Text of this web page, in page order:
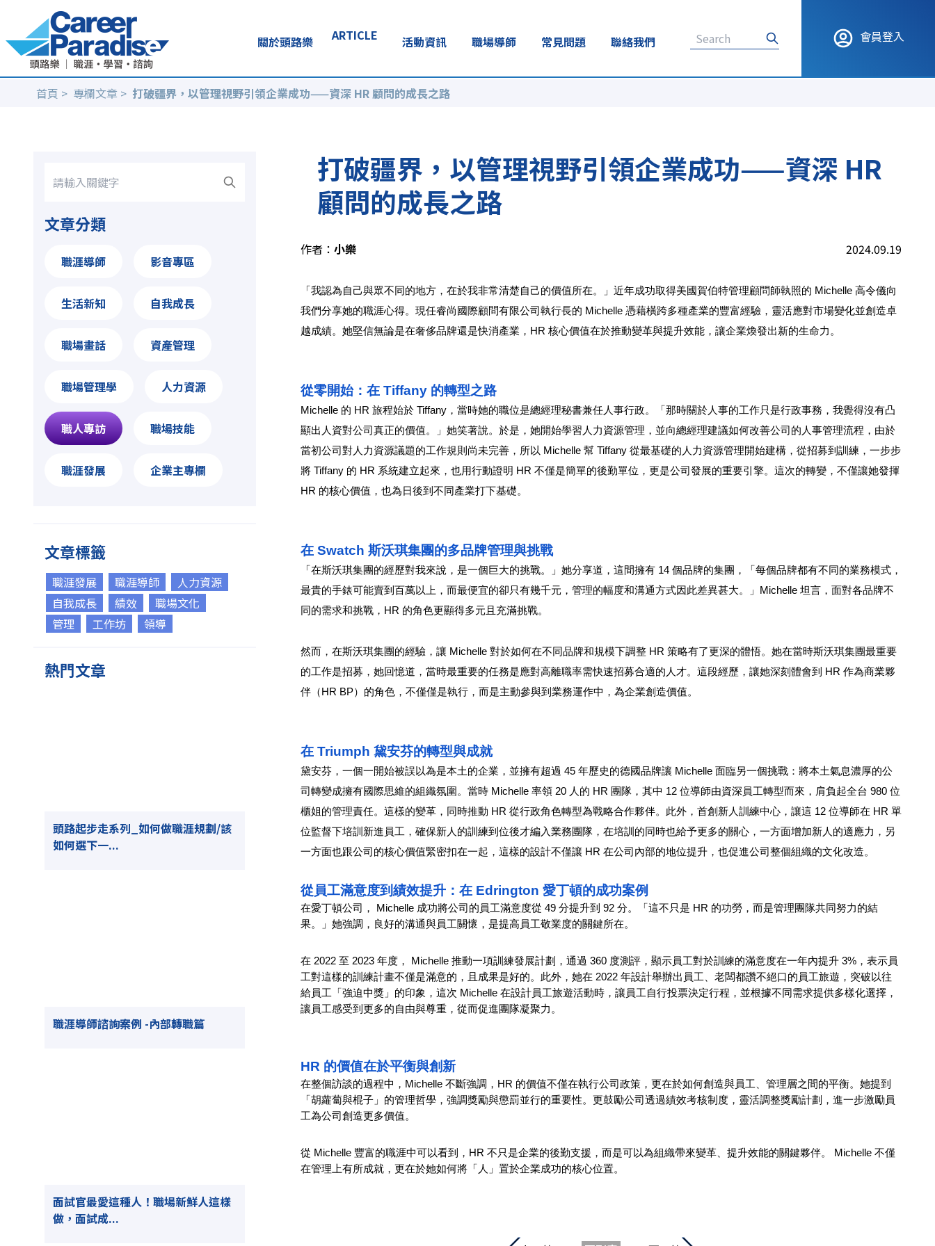
關於頭路樂 ARTICLE 活動資訊 職場導師 常見問題 聯絡我們 會員登入
首頁 > 專欄文章 > 打破疆界，以管理視野引領企業成功——資深 HR 顧問的成長之路
文章分類
職涯導師 影音專區
生活新知 自我成長
職場畫話 資產管理
職場管理學 人力資源
職人專訪 職場技能
職涯發展 企業主專欄
文章標籤
職涯發展 職涯導師
人力資源
自我成長
績效
職場文化
管理
工作坊 領導
打破疆界，以管理視野引領企業成功——資深 HR
顧問的成長之路
作者： 小樂 2024.09.19
「我認為自己與眾不同的地方，在於我非常清楚自己的價值所在。」近年成功取得美國賀伯特管理顧問師執照的 Michelle 高令儀向
我們分享她的職涯心得。現任睿尚國際顧問有限公司 執行長的 Michelle 憑藉橫跨多種產業的豐富經驗，靈活應對市場變化並創造卓
越成績。她堅信無論是在奢侈品牌還是快消產業，HR 核心價值在於推動變革與提升效能，讓企業煥發出新的生命力。
從零開始：在 Tiffany 的轉型之路
Michelle 的 HR 旅程始於 Tiffany，當時她的職位是總經理秘書兼任人事行政。「那時關於人事的工作只是行政事務，我覺得沒有凸
顯出人資對公司真正的價值。」她笑著說。於是，她開始學習人力資源管理，並向總經理建議如何改善公司的人事管理流程，由於
當初公司對人力資源議題的工作規則尚未完善，所以 Michelle 幫 Tiffany 從最基礎的人力資源管理開始建構，從招募到訓練，一步步
將 Tiffany 的 HR 系統建立起來，也用行動證明 HR 不僅是簡單的後勤單位，更是公司發展的重要引擎。這次的轉變，不僅讓她發揮
HR 的核心價值，也為日後到不同產業打下基礎。
在 Swatch 斯沃琪集團的多品牌管理與挑戰
「在斯沃琪集團的經歷對我來說，是一個巨大的挑戰。」她分享道，這間擁有 14 個品牌的集團，「每個品牌都有不同的業務模式，
最貴的手錶可能賣到百萬以上，而最便宜的卻只有幾千元，管理的幅度和溝通方式因此差異甚大。」Michelle 坦言，面對各品牌不
同的需求和挑戰，HR 的角色更顯得多元且充滿挑戰。
然而，在斯沃琪集團的經驗，讓 Michelle 對於如何在不同品牌和規模下調整 HR 策略有了更深的體悟。她在當時斯沃琪集團最重要
的工作是招募，她回憶道，當時最重要的任務是應對高離職率需快速招募合適的人才。這段經歷，讓她深刻體會到 HR 作為商業夥
伴（HR BP）的角色，不僅僅是執行，而是主動參與到業務運作中，為企業創造價值。
在 Triumph 黛安芬的轉型與成就
黛安芬，一個一開始被誤以為是本土的企業，並擁有超過 45 年歷史的德國品牌讓 Michelle 面臨另一個挑戰：將本土氣息濃厚的公
司轉變成擁有國際思維的組織氛圍。當時 Michelle 率領 20 人的 HR 團隊，其中 12 位導師由資深員工轉型而來，肩負起全台 980 位
櫃姐的管理責任。這樣的變革，同時推動 HR 從行政角色轉型為戰略合作夥伴。此外，首創新人訓練中心，讓這 12 位導師在 HR 單
位監督下培訓新進員工，確保新人的訓練到位後才編入業務團隊，在培訓的同時也給予更多的關心，一方面增加新人的適應力，另
一方面也跟公司的核心價值緊密扣在一起，這樣的設計不僅讓 HR 在公司內部的地位提升，也促進公司整個組織的文化改造。
從員工滿意度到績效提升：在 Edrington 愛丁頓的成功案例
在愛丁頓公司， Michelle 成功將公司的員工滿意度從 49 分提升到 92 分。「這不只是 HR 的功勞，而是管理團隊共同努力的結
果。」她強調，良好的溝通與員工關懷，是提高員工敬業度的關鍵所在。
在 2022 至 2023 年度， Michelle 推動一項訓練發展計劃，通過 360 度測評，顯示員工對於訓練的滿意度在一年內提升 3%，表示員
工對這樣的訓練計畫不僅是滿意的，且成果是好的。此外，她在 2022 年設計舉辦出員工、老闆都讚不絕口的員工旅遊，突破以往
給員工「強迫中獎」的印象，這次 Michelle 在設計員工旅遊活動時，讓員工自行投票決定行程，並根據不同需求提供多樣化選擇，
讓員工感受到更多的自由與尊重，從而促進團隊凝聚力。
HR 的價值在於平衡與創新
在整個訪談的過程中，Michelle 不斷強調，HR 的價值不僅在執行公司政策，更在於如何創造與員工、管理層之間的平衡。她提到
「胡蘿蔔與棍子」的管理哲學，強調獎勵與懲罰並行的重要性。更鼓勵公司透過績效考核制度，靈活調整獎勵計劃，進一步激勵員
工為公司創造更多價值。
從 Michelle 豐富的職涯中可以看到，HR 不只是企業的後勤支援，而是可以為組織帶來變革、提升效能的關鍵夥伴。 Michelle 不僅
在管理上有所成就，更在於她如何將「人」置於企業成功的核心位置。
熱門文章
頭路起步走系列_如何做職涯規劃/該
如何選下一...
職涯導師諮詢案例 -內部轉職篇
面試官最愛這種人！職場新鮮人這樣
做，面試成...